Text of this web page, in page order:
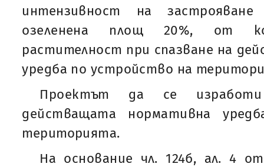
интензивност на
озеленена площ 20%, от
растителност при спазване на
уредба по устройство на
Проектът да се
действащата нормативна
територията.
На основание чл. 124б, ал. 4